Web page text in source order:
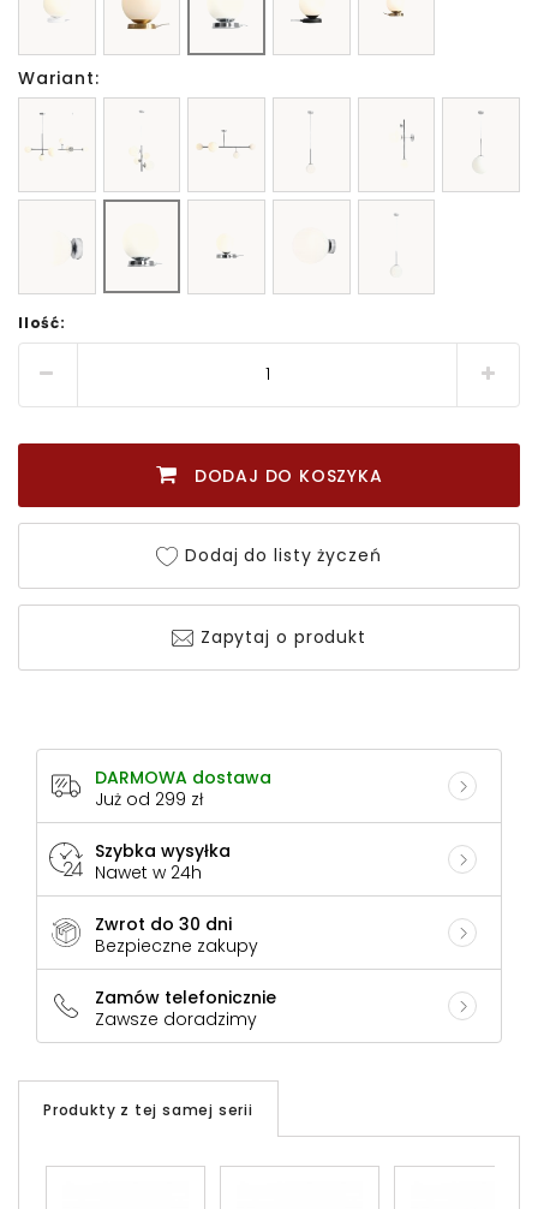
Wariant:
Ilość:
DODAJ DO KOSZYKA
Dodaj do listy życzeń
Zapytaj o produkt
DARMOWA dostawa
Już od 299 zł
Szybka wysyłka
Nawet w 24h
Zwrot do 30 dni
Bezpieczne zakupy
Zamów telefonicznie
Zawsze doradzimy
Produkty z tej samej serii